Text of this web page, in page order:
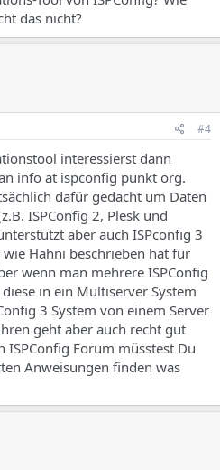
das nicht?
#4
interessierst dann
info at ispconfig punkt org.
dafür gedacht um Daten
ISPConfig 2, Plesk und
aber auch ISPconfig 3
Hahni beschrieben hat für
wenn man mehrere ISPConfig
in ein Multiserver System
3 System von einem Server
geht aber auch recht gut
ISPConfig Forum müsstest Du
Anweisungen finden was